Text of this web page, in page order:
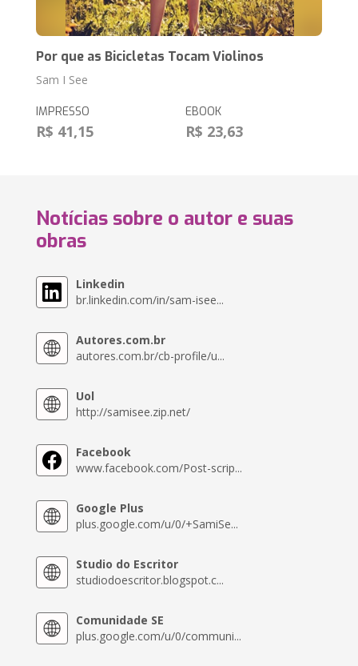
Por que as Bicicletas Tocam Violinos
Sam I See
IMPRESSO
R$ 41,15
EBOOK
R$ 23,63
Notícias sobre o autor e suas
obras
Linkedin
br.linkedin.com/in/sam-isee...
Autores.com.br
autores.com.br/cb-profile/u...
Uol
http://samisee.zip.net/
Facebook
www.facebook.com/Post-scrip...
Google Plus
plus.google.com/u/0/+SamiSe...
Studio do Escritor
studiodoescritor.blogspot.c...
Comunidade SE
plus.google.com/u/0/communi...